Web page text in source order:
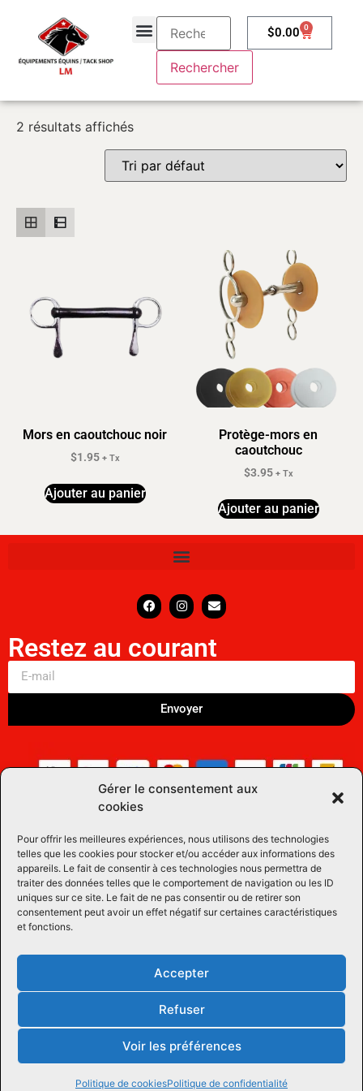
Gérer le consentement aux
cookies
Pour offrir les meilleures expériences, nous utilisons des technologies
telles que les cookies pour stocker et/ou accéder aux informations des
appareils. Le fait de consentir à ces technologies nous permettra de
traiter des données telles que le comportement de navigation ou les ID
uniques sur ce site. Le fait de ne pas consentir ou de retirer son
consentement peut avoir un effet négatif sur certaines caractéristiques
et fonctions.
Accepter
Refuser
Voir les préférences
Politique de cookiesPolitique de confidentialité
$0.00 0
2 résultats affichés
Mors en caoutchouc noir
$1.95 + Tx
Ajouter au panier
Protège-mors en
caoutchouc
$3.95 + Tx
Ajouter au panier
Restez au courant
Envoyer
| Propulsé parConcept Signature Les Pros du Web